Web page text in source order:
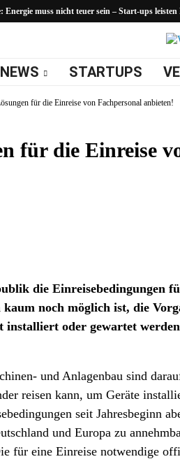
Energie muss nicht teuer sein – Start-ups
STARTUPS
für die Einreise von Fachpersonal anbieten!
für die Einreise
die Einreisebedingungen
noch möglich ist, die
installiert oder gewartet
und Anlagenbau sind
reisen kann, um Geräte
seit Jahresbeginn
und Europa zu
für eine Einreise notwendige